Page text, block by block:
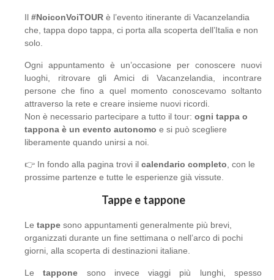
Il #NoiconVoiTOUR è l’evento itinerante di Vacanzelandia
che, tappa dopo tappa, ci porta alla scoperta dell’Italia e non
solo.
Ogni appuntamento è un’occasione per conoscere nuovi
luoghi, ritrovare gli Amici di Vacanzelandia, incontrare
persone che fino a quel momento conoscevamo soltanto
attraverso la rete e creare insieme nuovi ricordi.
Non è necessario partecipare a tutto il tour: ogni tappa o
tappona è un evento autonomo e si può scegliere
liberamente quando unirsi a noi.
👉 In fondo alla pagina trovi il calendario completo , con le
prossime partenze e tutte le esperienze già vissute.
Tappe e tappone
Le tappe sono appuntamenti generalmente più brevi,
organizzati durante un fine settimana o nell’arco di pochi
giorni, alla scoperta di destinazioni italiane.
Letappone sono invece viaggi più lunghi, spesso